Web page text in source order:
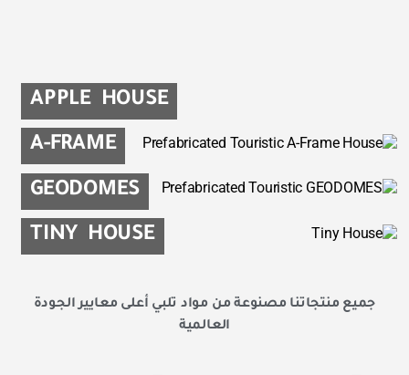
APPLE HOUSE
A-FRAME
GEODOMES
TINY HOUSE
جميع منتجاتنا مصنوعة من مواد تلبي أعلى معايير الجودة
العالمية